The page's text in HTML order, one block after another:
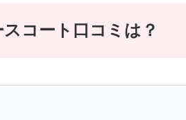
コート口コミは？